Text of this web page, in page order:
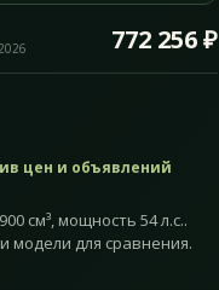
772 256 ₽
цен и объявлений
см³, мощность 54 л.с..
модели для сравнения.